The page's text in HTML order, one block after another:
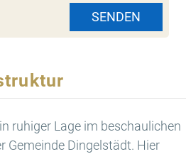
SENDEN
ruhiger Lage im beschaulichen
Gemeinde Dingelstädt. Hier